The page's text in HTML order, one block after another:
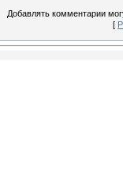
Добавлять комментарии
[